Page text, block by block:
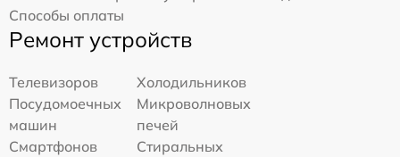
Способы оплаты
Ремонт устройств
Телевизоров
Холодильников
Посудомоечных
машин
Микроволновых
печей
Смартфонов
Стиральных